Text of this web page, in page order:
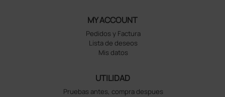
MY ACCOUNT
Pedidos y Factura
Lista de deseos
Mis datos
UTILIDAD
Pruebas antes, compra despues